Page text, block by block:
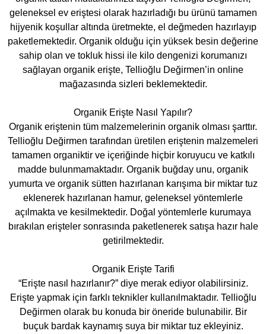
geleneksel ev eriştesi olarak hazırladığı bu ürünü tamamen
hijyenik koşullar altında üretmekte, el değmeden hazırlayıp
paketlemektedir. Organik olduğu için yüksek besin değerine
sahip olan ve tokluk hissi ile kilo dengenizi korumanızı
sağlayan organik erişte, Tellioğlu Değirmen’in online
mağazasında sizleri beklemektedir.
Organik Erişte Nasıl Yapılır?
Organik eriştenin tüm malzemelerinin organik olması şarttır.
Tellioğlu Değirmen tarafından üretilen eriştenin malzemeleri
tamamen organiktir ve içeriğinde hiçbir koruyucu ve katkılı
madde bulunmamaktadır. Organik buğday unu, organik
yumurta ve organik sütten hazırlanan karışıma bir miktar tuz
eklenerek hazırlanan hamur, geleneksel yöntemlerle
açılmakta ve kesilmektedir. Doğal yöntemlerle kurumaya
bırakılan erişteler sonrasında paketlenerek satışa hazır hale
getirilmektedir.
Organik Erişte Tarifi
“Erişte nasıl hazırlanır?” diye merak ediyor olabilirsiniz.
Erişte yapmak için farklı teknikler kullanılmaktadır. Tellioğlu
Değirmen olarak bu konuda bir öneride bulunabilir. Bir
buçuk bardak kaynamış suya bir miktar tuz ekleyiniz.